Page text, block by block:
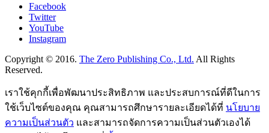
Facebook
Twitter
YouTube
Instagram
Copyright © 2016. The Zero Publishing Co., Ltd. All Rights
Reserved.
เราใช้คุกกี้เพื่อพัฒนาประสิทธิภาพ และประสบการณ์ที่ดีในการ
ใช้เว็บไซต์ของคุณ คุณสามารถศึกษารายละเอียดได้ที่ นโยบาย
ความเป็นส่วนตัว และสามารถจัดการความเป็นส่วนตัวเองได้